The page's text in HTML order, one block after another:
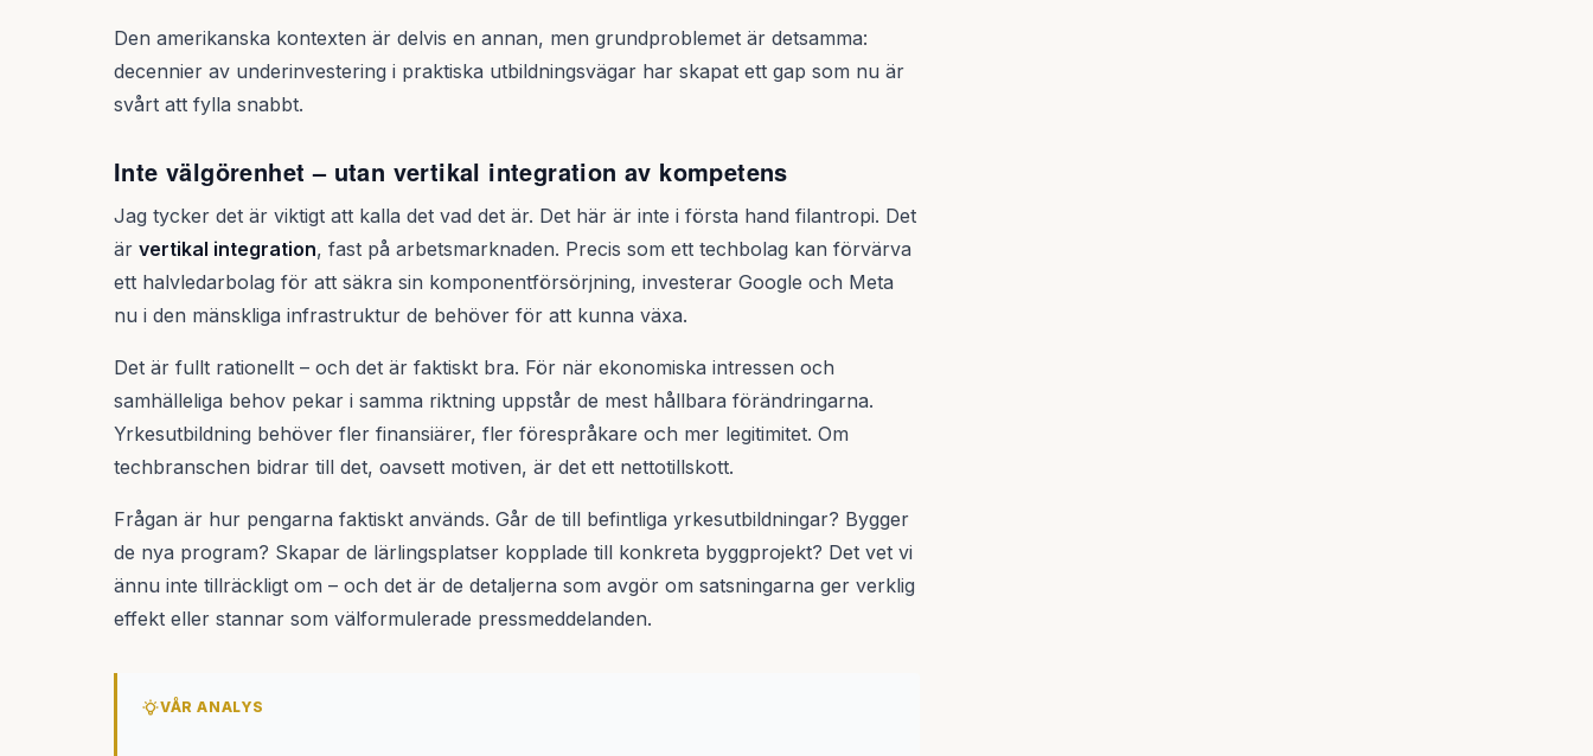
Den amerikanska kontexten är delvis en annan, men grundproblemet är detsamma:
decennier av underinvestering i praktiska utbildningsvägar har skapat ett gap som nu är
svårt att fylla snabbt.
Inte välgörenhet – utan vertikal integration av kompetens
Jag tycker det är viktigt att kalla det vad det är. Det här är inte i första hand filantropi. Det
är vertikal integration, fast på arbetsmarknaden. Precis som ett techbolag kan förvärva
ett halvledarbolag för att säkra sin komponentförsörjning, investerar Google och Meta
nu i den mänskliga infrastruktur de behöver för att kunna växa.
Det är fullt rationellt – och det är faktiskt bra. För när ekonomiska intressen och
samhälleliga behov pekar i samma riktning uppstår de mest hållbara förändringarna.
Yrkesutbildning behöver fler finansiärer, fler förespråkare och mer legitimitet. Om
techbranschen bidrar till det, oavsett motiven, är det ett nettotillskott.
Frågan är hur pengarna faktiskt används. Går de till befintliga yrkesutbildningar? Bygger
de nya program? Skapar de lärlingsplatser kopplade till konkreta byggprojekt? Det vet vi
ännu inte tillräckligt om – och det är de detaljerna som avgör om satsningarna ger verklig
effekt eller stannar som välformulerade pressmeddelanden.
VÅR ANALYS